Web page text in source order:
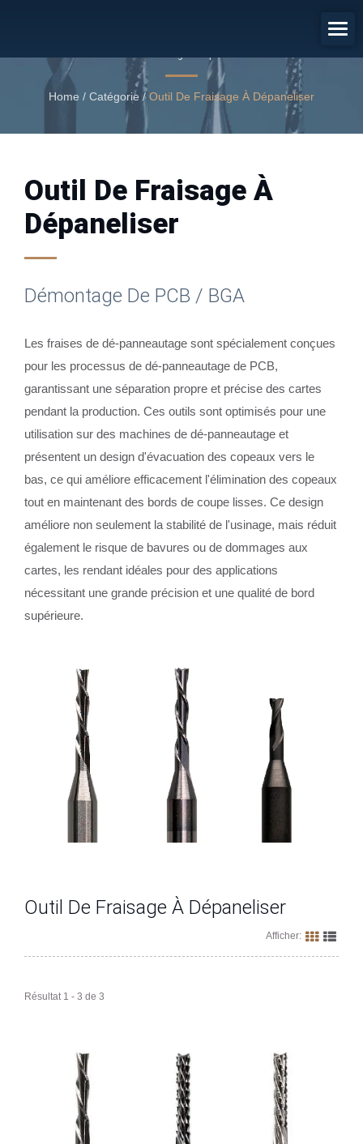
Home / Catégorie / Outil De Fraisage À Dépaneliser
Outil De Fraisage À
Dépaneliser
Démontage De PCB / BGA
Les fraises de dé-panneautage sont spécialement conçues
pour les processus de dé-panneautage de PCB,
garantissant une séparation propre et précise des cartes
pendant la production. Ces outils sont optimisés pour une
utilisation sur des machines de dé-panneautage et
présentent un design d'évacuation des copeaux vers le
bas, ce qui améliore efficacement l'élimination des copeaux
tout en maintenant des bords de coupe lisses. Ce design
améliore non seulement la stabilité de l'usinage, mais réduit
également le risque de bavures ou de dommages aux
cartes, les rendant idéales pour des applications
nécessitant une grande précision et une qualité de bord
supérieure.
Outil De Fraisage À Dépaneliser
Afficher:
Résultat 1 - 3 de 3